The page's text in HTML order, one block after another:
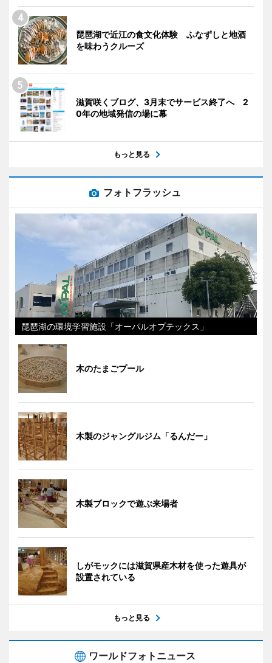
琵琶湖で近江の食文化体験 ふなずしと地酒
を味わうクルーズ
滋賀咲くブログ、3月末でサービス終了へ 2
0年の地域発信の場に幕
もっと見る
フォトフラッシュ
琵琶湖の環境学習施設「オーパルオプテックス」
木のたまごプール
木製のジャングルジム「るんだー」
木製ブロックで遊ぶ来場者
しがモックには滋賀県産木材を使った遊具が
設置されている
もっと見る
ワールドフォトニュース